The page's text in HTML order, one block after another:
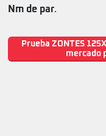
Nm de par.
Prueba ZONTES
mercado